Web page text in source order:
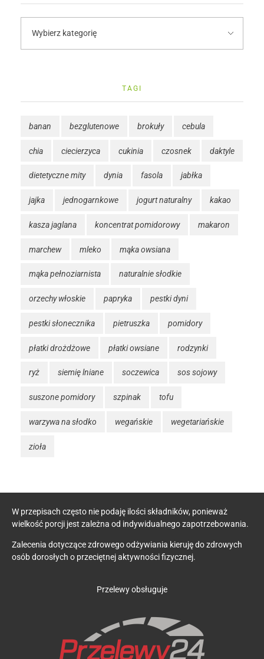
TAGI
banan bezglutenowe brokuły cebula
chia ciecierzyca cukinia czosnek daktyle
dietetyczne mity dynia fasola jabłka
jajka jednogarnkowe jogurt naturalny kakao
kasza jaglana koncentrat pomidorowy makaron
marchew mleko mąka owsiana
mąka pełnoziarnista naturalnie słodkie
orzechy włoskie papryka pestki dyni
pestki słonecznika pietruszka pomidory
płatki drożdżowe płatki owsiane rodzynki
ryż siemię lniane soczewica sos sojowy
suszone pomidory szpinak tofu
warzywa na słodko wegańskie wegetariańskie
zioła
W przepisach często nie podaję ilości składników, ponieważ
wielkość porcji jest zależna od indywidualnego zapotrzebowania.
Zalecenia dotyczące zdrowego odżywiania kieruję do zdrowych
osób dorosłych o przeciętnej aktywności fizycznej.
Przelewy obsługuje